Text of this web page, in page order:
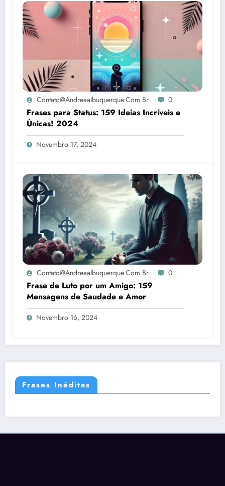
Contato@andreaalbuquerque.com.br 0
Frases para Status: 159 Ideias Incríveis e
Únicas! 2024
Novembro 17, 2024
Contato@andreaalbuquerque.com.br 0
Frase de Luto por um Amigo: 159
Mensagens de Saudade e Amor
Novembro 16, 2024
Frases Inéditas